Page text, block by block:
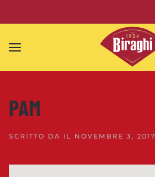
Skip to main content
PAM
SCRITTO DA IL NOVEMBRE 3, 2017